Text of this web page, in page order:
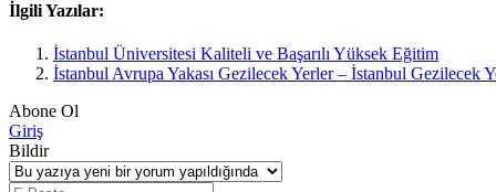
İlgili Yazılar:
İstanbul Üniversitesi Kaliteli ve Başarılı Yüksek Eğitim
İstanbul Avrupa Yakası Gezilecek Yerler – İstanbul Gezilecek
Abone Ol
Giriş
Bildir